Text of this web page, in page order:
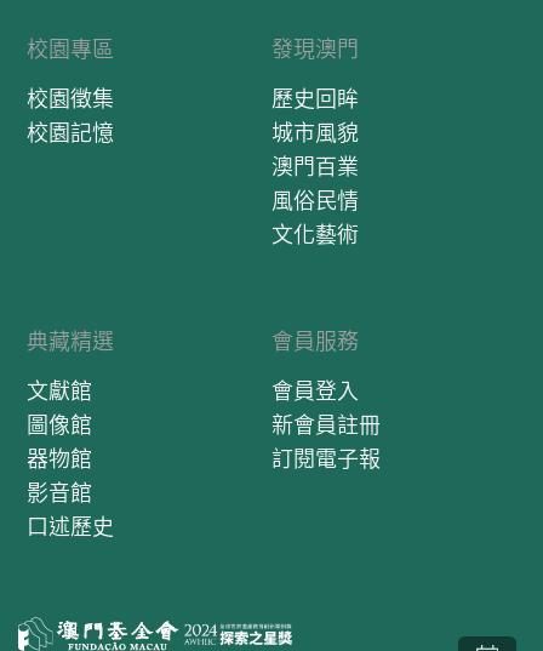
校園專區
校園徵集
校園記憶
發現澳門
歷史回眸
城市風貌
澳門百業
風俗民情
文化藝術
典藏精選
文獻館
圖像館
器物館
影音館
口述歷史
會員服務
會員登入
新會員註冊
訂閱電子報